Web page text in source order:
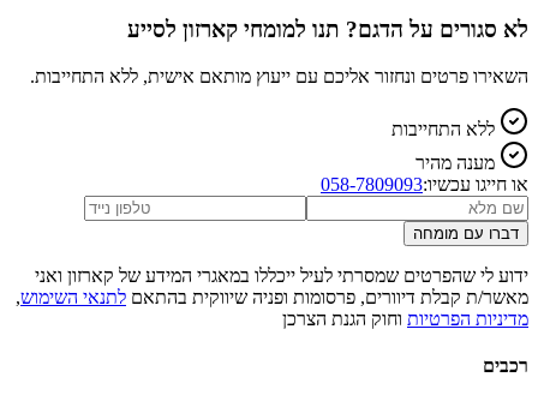
לא סגורים על הדגם? תנו למומחי קארזון לסייע
השאירו פרטים ונחזור אליכם עם ייעוץ מותאם אישית, ללא התחייבות.
ללא התחייבות
מענה מהיר
או חייגו עכשיו:058-7809093
דברו עם מומחה
ידוע לי שהפרטים שמסרתי לעיל ייכללו במאגרי המידע של קארזון ואני
מאשר/ת קבלת דיוורים, פרסומות ופניה שיווקית בהתאם לתנאי השימוש,
מדיניות הפרטיות וחוק הגנת הצרכן
רכבים